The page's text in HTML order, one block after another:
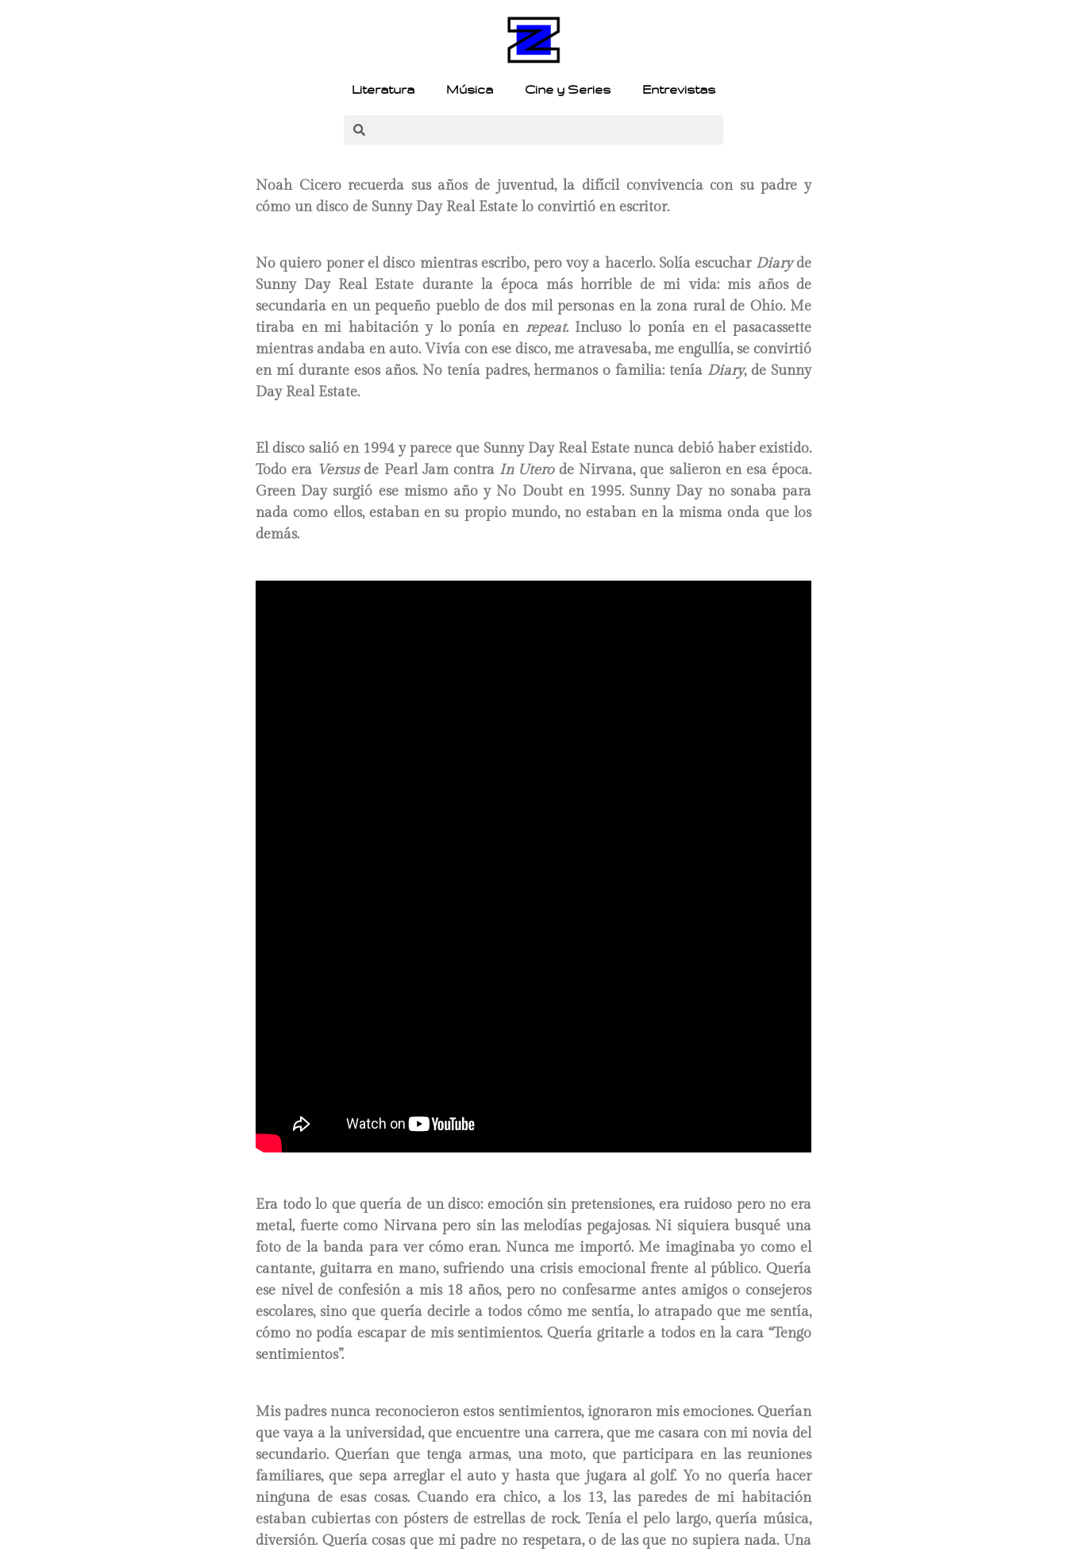
Literatura Música Cine y Series Entrevistas
Noah Cicero recuerda sus años de juventud, la difícil convivencia con su padre y
cómo un disco de Sunny Day Real Estate lo convirtió en escritor.
No quiero poner el disco mientras escribo, pero voy a hacerlo. Solía escuchar Diaryde
Sunny Day Real Estate durante la época más horrible de mi vida: mis años de
secundaria en un pequeño pueblo de dos mil personas en la zona rural de Ohio. Me
tiraba en mi habitación y lo ponía en repeat. Incluso lo ponía en el pasacassette
mientras andaba en auto. Vivía con ese disco, me atravesaba, me engullía, se convirtió
en mí durante esos años. No tenía padres, hermanos o familia: tenía Diary, de Sunny
Day Real Estate.
El disco salió en 1994 y parece que Sunny Day Real Estate nunca debió haber existido.
Todo era Versusde Pearl Jam contra In Uterode Nirvana, que salieron en esa época.
Green Day surgió ese mismo año y No Doubt en 1995. Sunny Day no sonaba para
nada como ellos, estaban en su propio mundo, no estaban en la misma onda que los
demás.
Era todo lo que quería de un disco: emoción sin pretensiones, era ruidoso pero no era
metal, fuerte como Nirvana pero sin las melodías pegajosas. Ni siquiera busqué una
foto de la banda para ver cómo eran. Nunca me importó. Me imaginaba yo como el
cantante, guitarra en mano, sufriendo una crisis emocional frente al público. Quería
ese nivel de confesión a mis 18 años, pero no confesarme antes amigos o consejeros
escolares, sino que quería decirle a todos cómo me sentía, lo atrapado que me sentía,
cómo no podía escapar de mis sentimientos. Quería gritarle a todos en la cara “Tengo
sentimientos”.
Mis padres nunca reconocieron estos sentimientos, ignoraron mis emociones. Querían
que vaya a la universidad, que encuentre una carrera, que me casara con mi novia del
secundario. Querían que tenga armas, una moto, que participara en las reuniones
familiares, que sepa arreglar el auto y hasta que jugara al golf. Yo no quería hacer
ninguna de esas cosas. Cuando era chico, a los 13, las paredes de mi habitación
estaban cubiertas con pósters de estrellas de rock. Tenía el pelo largo, quería música,
diversión. Quería cosas que mi padre no respetara, o de las que no supiera nada. Una